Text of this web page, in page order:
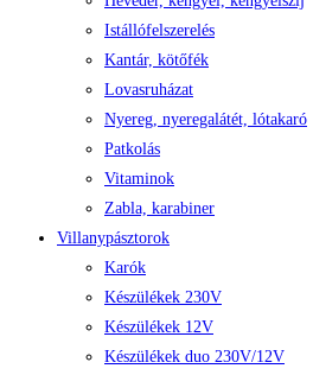
Istállófelszerelés
Kantár, kötőfék
Lovasruházat
Nyereg, nyeregalátét, lótakaró
Patkolás
Vitaminok
Zabla, karabiner
Villanypásztorok
Karók
Készülékek 230V
Készülékek 12V
Készülékek duo 230V/12V